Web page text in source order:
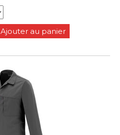
Ajouter au panier